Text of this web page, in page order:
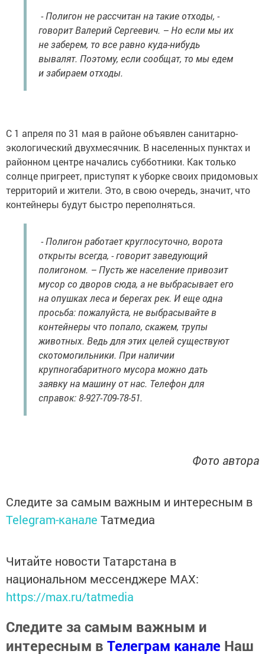
- Полигон не рассчитан на такие отходы, -
говорит Валерий Сергеевич. – Но если мы их
не заберем, то все равно куда-нибудь
вывалят. Поэтому, если сообщат, то мы едем
и забираем отходы.
С 1 апреля по 31 мая в районе объявлен санитарно-
экологический двухмесячник. В населенных пунктах и
районном центре начались субботники. Как только
солнце пригреет, приступят к уборке своих придомовых
территорий и жители. Это, в свою очередь, значит, что
контейнеры будут быстро переполняться.
- Полигон работает круглосуточно, ворота
открыты всегда, - говорит заведующий
полигоном. – Пусть же население привозит
мусор со дворов сюда, а не выбрасывает его
на опушках леса и берегах рек. И еще одна
просьба: пожалуйста, не выбрасывайте в
контейнеры что попало, скажем, трупы
животных. Ведь для этих целей существуют
скотомогильники. При наличии
крупногабаритного мусора можно дать
заявку на машину от нас. Телефон для
справок: 8-927-709-78-51.
Фото автора
Следите за самым важным и интересным в
Telegram-канале Татмедиа
Читайте новости Татарстана в
национальном мессенджере MАХ:
https://max.ru/tatmedia
Следите за самым важным и
интересным в Телеграм канале Наш